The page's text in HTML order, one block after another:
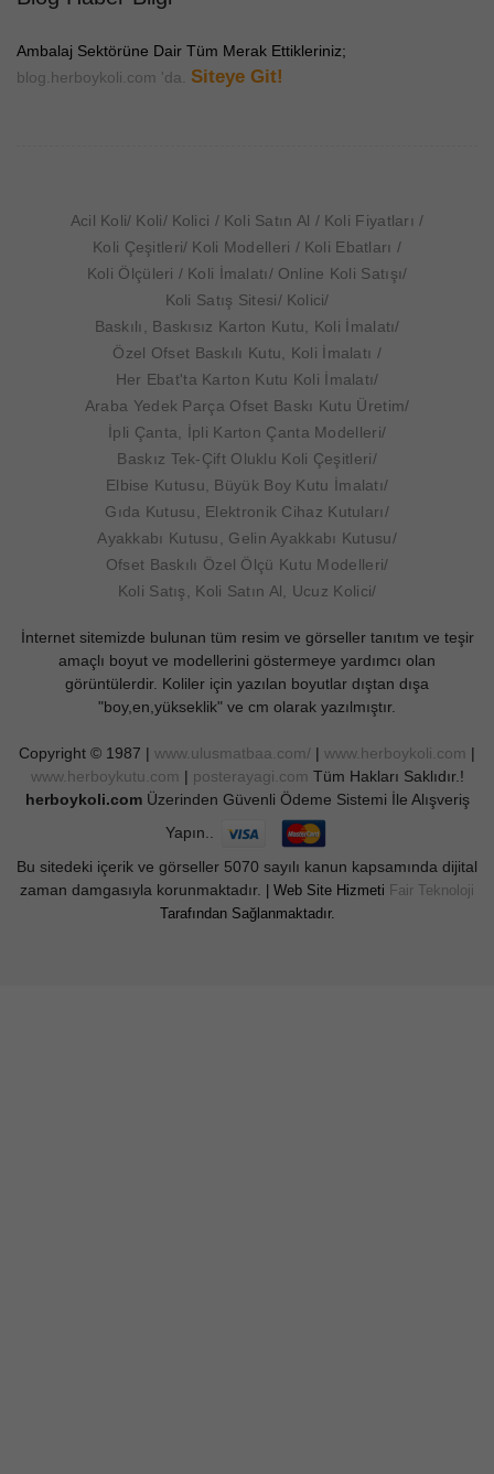
Ambalaj Sektörüne Dair Tüm Merak Ettikleriniz;
blog.herboykoli.com 'da.
Siteye Git!
Acil Koli Koli Kolici Koli Satın Al
Koli Fiyatları
Koli Çeşitleri Koli Modelleri
Koli Ebatları
Koli Ölçüleri Koli İmalatı
Online Koli Satışı
Koli Satış Sitesi
Kolici
Baskılı, Baskısız Karton Kutu, Koli İmalatı
Özel Ofset Baskılı Kutu, Koli İmalatı
Her Ebat'ta Karton Kutu Koli İmalatı
Araba Yedek Parça Ofset Baskı Kutu Üretim
İpli Çanta, İpli Karton Çanta Modelleri
Baskız Tek-Çift Oluklu Koli Çeşitleri
Elbise Kutusu, Büyük Boy Kutu İmalatı
Gıda Kutusu, Elektronik Cihaz Kutuları
Ayakkabı Kutusu, Gelin Ayakkabı Kutusu
Ofset Baskılı Özel Ölçü Kutu Modelleri
Koli Satış, Koli Satın Al, Ucuz Kolici
İnternet sitemizde bulunan tüm resim ve görseller tanıtım ve teşir
amaçlı boyut ve modellerini göstermeye yardımcı olan
görüntülerdir. Koliler için yazılan boyutlar dıştan dışa
"boy,en,yükseklik" ve cm olarak yazılmıştır.
Copyright © 1987 | www.ulusmatbaa.com/ | www.herboykoli.com |
www.herboykutu.com | posterayagi.com Tüm Hakları Saklıdır.!
herboykoli.comÜzerinden Güvenli Ödeme Sistemi İle Alışveriş
Yapın..
Bu sitedeki içerik ve görseller 5070 sayılı kanun kapsamında dijital
zaman damgasıyla korunmaktadır.
| Web Site Hizmeti Fair Teknoloji
Tarafından Sağlanmaktadır.